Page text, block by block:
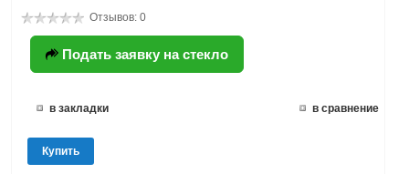
Отзывов: 0
Подать заявку на стекло
в закладки в сравнение
Купить